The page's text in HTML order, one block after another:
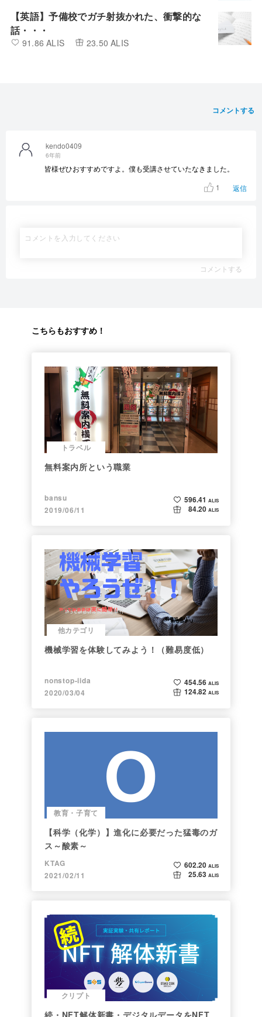
【英語】予備校でガチ射抜かれた、衝撃的な
話・・・
91.86 ALIS 23.50 ALIS
コメントする
kendo0409
6年前
皆様ぜひおすすめですよ。僕も受講させていたなきました。
1
返信
コメントする
こちらもおすすめ！
トラベル
無料案内所という職業
bansu
2019/06/11
596.41 ALIS
84.20 ALIS
他カテゴリ
機械学習を体験してみよう！（難易度低）
nonstop-iida
2020/03/04
454.56 ALIS
124.82 ALIS
教育・子育て
【科学（化学）】進化に必要だった猛毒のガ
ス～酸素～
KTAG
2021/02/11
602.20 ALIS
25.63 ALIS
クリプト
続・NFT解体新書・デジタルデータをNFT